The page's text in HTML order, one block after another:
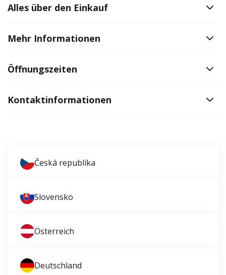
Alles über den Einkauf
Mehr Informationen
Öffnungszeiten
Kontaktinformationen
Česká republika
Slovensko
Österreich
Deutschland